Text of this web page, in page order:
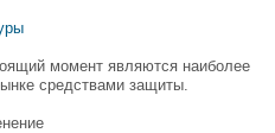
момент являются наиболее
средствами защиты.